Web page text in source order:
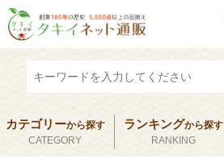
カテゴリーから探す
CATEGORY
ランキングから探す
RANKING